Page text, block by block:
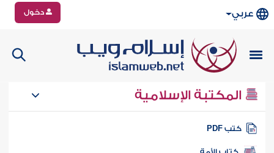
عربي دخول
المكتبة الإسلامية
كتب PDF